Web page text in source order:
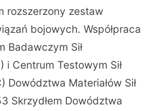
rozszerzony zestaw
bojowych. Współpraca
Badawczym Sił
i Centrum Testowym Sił
Dowództwa Materiałów Sił
Skrzydłem Dowództwa